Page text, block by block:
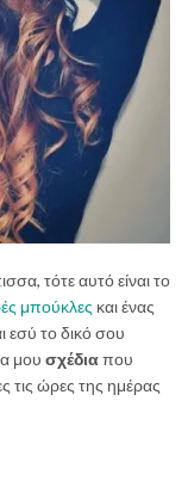
τότε αυτό είναι το
μπούκλες και ένας
εσύ το δικό σου
μου σχέδιαπου
τις ώρες της ημέρας